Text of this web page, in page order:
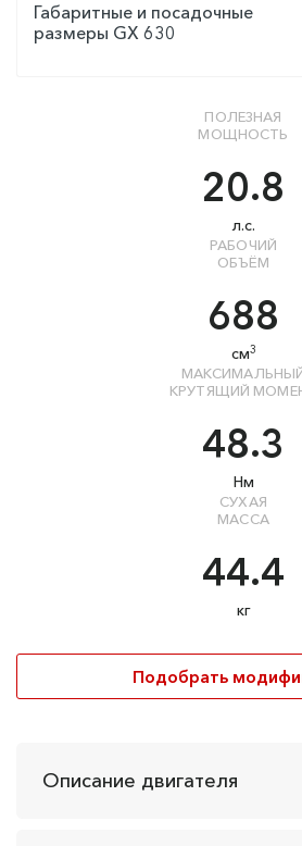
Габаритные и посадочные
размеры GX 630
ПОЛЕЗНАЯ
МОЩНОСТЬ
20.8
л.с.
РАБОЧИЙ
ОБЪЁМ
688
см3
КРУТЯЩИЙ
48.3
Нм
СУХАЯ
МАССА
44.4
кг
Подобрать
Описание двигателя